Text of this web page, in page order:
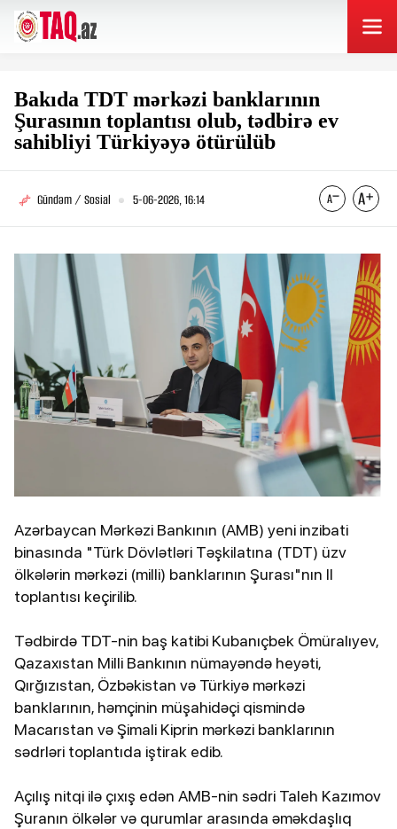
Bakıda TDT mərkəzi banklarının
Şurasının toplantısı olub, tədbirə ev
sahibliyi Türkiyəyə ötürülüb
Gündəm / Sosial 5-06-2026, 16:14
Azərbaycan Mərkəzi Bankının (AMB) yeni inzibati
binasında "Türk Dövlətləri Təşkilatına (TDT) üzv
ölkələrin mərkəzi (milli) banklarının Şurası"nın II
toplantısı keçirilib.
Tədbirdə TDT-nin baş katibi Kubanıçbek Ömüralıyev,
Qazaxıstan Milli Bankının nümayəndə heyəti,
Qırğızıstan, Özbəkistan və Türkiyə mərkəzi
banklarının, həmçinin müşahidəçi qismində
Macarıstan və Şimali Kiprin mərkəzi banklarının
sədrləri toplantıda iştirak edib.
Açılış nitqi ilə çıxış edən AMB-nin sədri Taleh Kazımov
Şuranın ölkələr və qurumlar arasında əməkdaşlıq